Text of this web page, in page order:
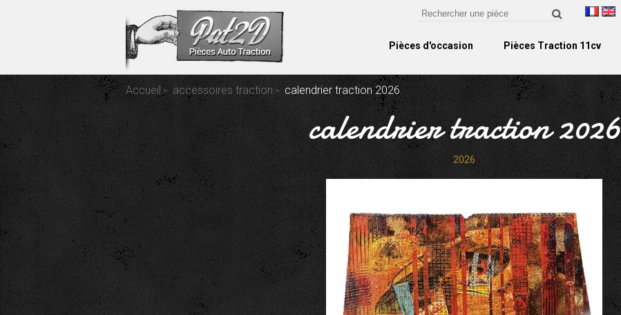
Pièces d'occasion Pièces Traction 11cv
Accueil accessoires traction calendrier traction 2026
calendrier traction 2026
2026